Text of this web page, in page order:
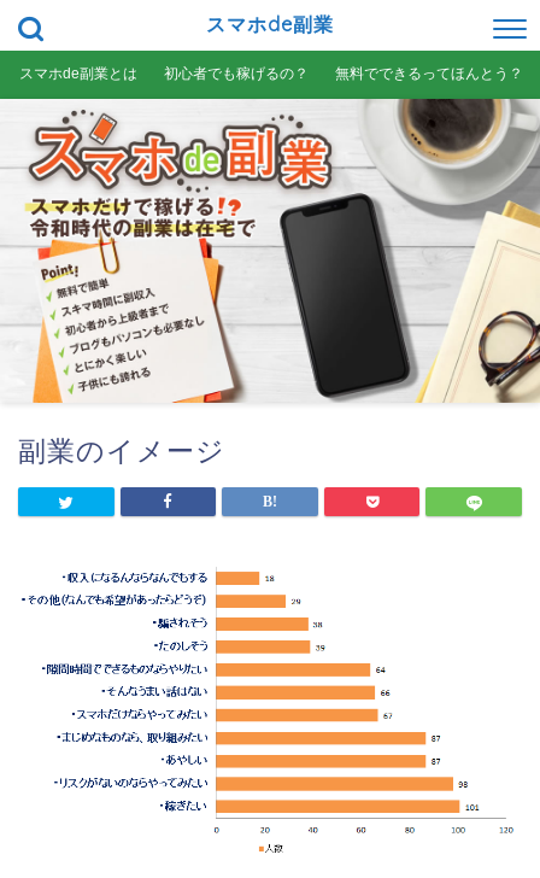
スマホde副業
スマホde副業とは 初心者でも稼げるの？ 無料でできるってほんとう？
副業のイメージ